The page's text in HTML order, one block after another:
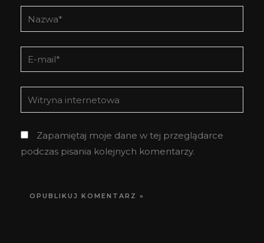
Nazwa*
E-
mail*
Witryna
internetowa
Zapamiętaj moje dane w tej przeglądarce
podczas pisania kolejnych komentarzy.